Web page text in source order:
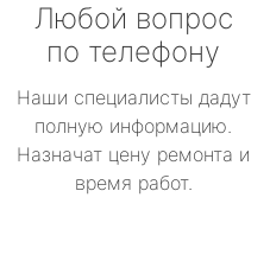
Любой вопрос
по телефону
Наши специалисты дадут
полную информацию.
Назначат цену ремонта и
время работ.